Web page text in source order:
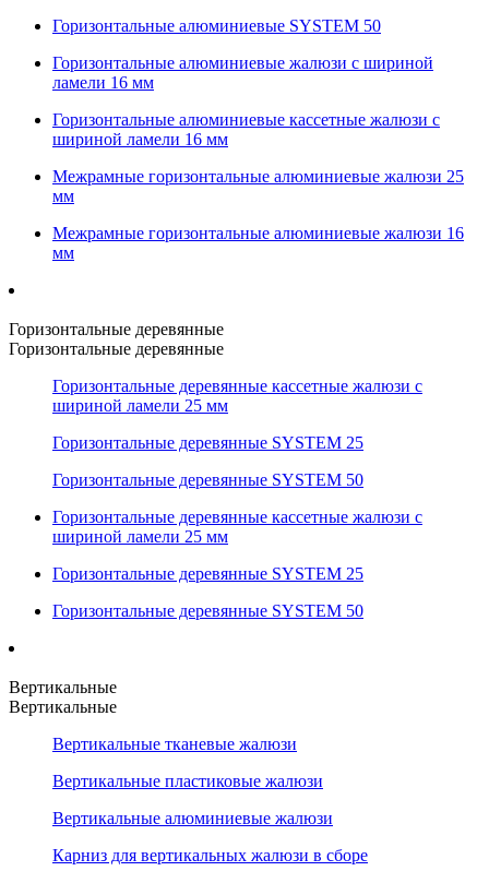
Горизонтальные алюминиевые SYSTEM 50
Горизонтальные алюминиевые жалюзи с шириной
ламели 16 мм
Горизонтальные алюминиевые кассетные жалюзи с
шириной ламели 16 мм
Межрамные горизонтальные алюминиевые жалюзи 25
мм
Межрамные горизонтальные алюминиевые жалюзи 16
мм
Горизонтальные деревянные
Горизонтальные деревянные
Горизонтальные деревянные кассетные жалюзи с
шириной ламели 25 мм
Горизонтальные деревянные SYSTEM 25
Горизонтальные деревянные SYSTEM 50
Горизонтальные деревянные кассетные жалюзи с
шириной ламели 25 мм
Горизонтальные деревянные SYSTEM 25
Горизонтальные деревянные SYSTEM 50
Вертикальные
Вертикальные
Вертикальные тканевые жалюзи
Вертикальные пластиковые жалюзи
Вертикальные алюминиевые жалюзи
Карниз для вертикальных жалюзи в сборе